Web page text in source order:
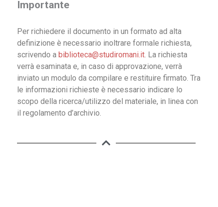
Importante
Per richiedere il documento in un formato ad alta
definizione è necessario inoltrare formale richiesta,
scrivendo a biblioteca@studiromani.it. La richiesta
verrà esaminata e, in caso di approvazione, verrà
inviato un modulo da compilare e restituire firmato. Tra
le informazioni richieste è necessario indicare lo
scopo della ricerca/utilizzo del materiale, in linea con
il regolamento d’archivio.